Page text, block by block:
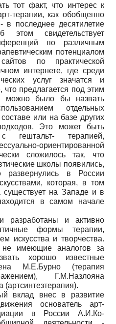
тот факт, что интерес к
терапии, как обобщенно
последнее десятилетие
этом свидетельствует
по различным
потенциалом
по практической
интернете, где среди
услуг значатся и
что предлагается под этим
можно было бы назвать
отдельных
или на базе других
Это может быть
гештальт- терапией,
ориентированной
сложилось так, что
школы появились,
развернулись в России
которая, в том
на Западе и в
в самом начале
разработаны и активно
формы терапии,
искусства и творчества.
имеющие аналогов за
хорошо известные
М.Е.Бурно (терапия
Г.М.Назлояна
(артсинтезтерапия).
вклад внес в развитие
основатель арт-
в России А.И.Ко-